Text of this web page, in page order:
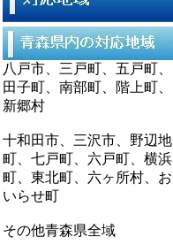
八戸市、三戸町、五戸町、
田子町、南部町、階上町、
新郷村
十和田市、三沢市、野辺地
町、七戸町、六戸町、横浜
町、東北町、六ヶ所村、お
いらせ町
その他青森県全域